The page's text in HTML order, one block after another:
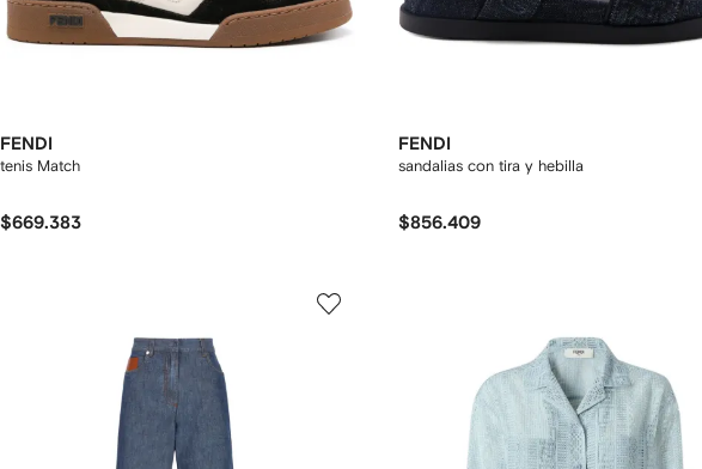
FENDI
tenis Match
$669.383
FENDI
sandalias con tira y hebilla
$856.409